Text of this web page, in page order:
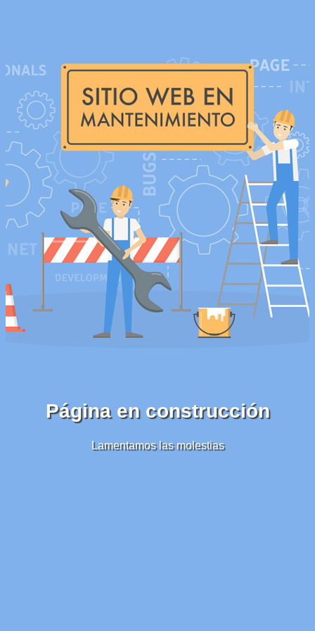
Página en construcción
Lamentamos las molestias